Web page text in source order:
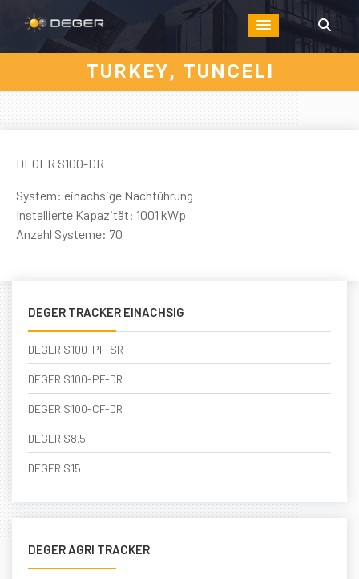
TURKEY, TUNCELI
DEGER S100-DR
System: einachsige Nachführung
Installierte Kapazität: 1001 kWp
Anzahl Systeme: 70
DEGER TRACKER EINACHSIG
DEGER S100-PF-SR
DEGER S100-PF-DR
DEGER S100-CF-DR
DEGER S8.5
DEGER S15
DEGER AGRI TRACKER